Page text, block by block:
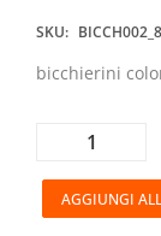
SKU: BICCH002_8
bicchierini
AGGIUNGI